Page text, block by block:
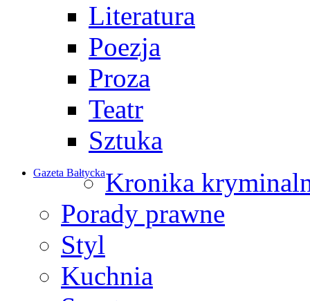
Literatura
Poezja
Proza
Teatr
Sztuka
Gazeta BałtyckaKronika
Porady prawne
Styl
Kuchnia